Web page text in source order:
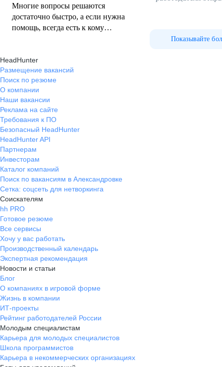
Многие вопросы решаются
достаточно быстро, а если нужна
помощь, всегда есть к кому
сопровождения (работала в
нескольких командах), люди
адекватные и отзывчивые. Всегда
могу прийти к своему
руководителю, что-то обсудить
или предложить, меня слышат и
отвечают, по крайней мере
стараются. В целом это место, где
можно спокойно делать свою
работу, и уходить с работы
вовремя, что для меня лично тоже
крайне важно.
Показывайте
HeadHunter
Размещение вакансий
Поиск по резюме
О компании
Наши вакансии
Реклама на сайте
Требования к ПО
Безопасный HeadHunter
HeadHunter API
Партнерам
Инвесторам
Каталог компаний
Поиск по вакансиям в Александровке
Сетка: соцсеть для нетворкинга
Соискателям
hh PRO
Готовое резюме
Все сервисы
Хочу у вас работать
Производственный календарь
Экспертная рекомендация
Новости и статьи
Блог
О компаниях в игровой форме
Жизнь в компании
ИТ-проекты
Рейтинг работодателей России
Молодым специалистам
Карьера для молодых специалистов
Школа программистов
Карьера в некоммерческих организациях